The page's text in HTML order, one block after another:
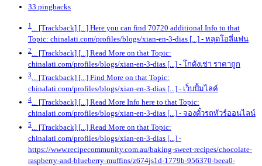
33 pingbacks
1 ... [Trackback] [...] Here you can find 70720 additional Info to that
Topic: chinalati.com/profiles/blogs/xian-en-3-dias [...] - หลุดโอลี่แฟน
2
... [Trackback] [...] Read More on that Topic:
chinalati.com/profiles/blogs/xian-en-3-dias [...] - โกดังเช่า ราคาถูก
3
... [Trackback] [...] Find More on that Topic:
chinalati.com/profiles/blogs/xian-en-3-dias [...] - เว็บปั้มไลค์
4... [Trackback] [...] Read More Info here to that Topic:
chinalati.com/profiles/blogs/xian-en-3-dias [...] - จองตั๋วรถทัวร์ออนไลน์
5
... [Trackback] [...] Read More on that Topic:
chinalati.com/profiles/blogs/xian-en-3-dias [...] -
https://www.recipecommunity.com.au/baking-sweet-recipes/chocolate-
raspberry-and-blueberry-muffins/z674js1d-1779b-956370-beea0-